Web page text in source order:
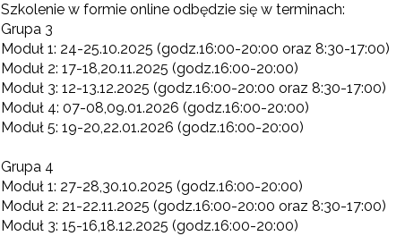
Szkolenie w formie online odbędzie się w terminach:
Grupa 3
Moduł 1: 24-25.10.2025 (godz.16:00-20:00 oraz 8:30-17:00)
Moduł 2: 17-18,20.11.2025 (godz.16:00-20:00)
Moduł 3: 12-13.12.2025 (godz.16:00-20:00 oraz 8:30-17:00)
Moduł 4: 07-08,09.01.2026 (godz.16:00-20:00)
Moduł 5: 19-20,22.01.2026 (godz.16:00-20:00)
Grupa 4
Moduł 1: 27-28,30.10.2025 (godz.16:00-20:00)
Moduł 2: 21-22.11.2025 (godz.16:00-20:00 oraz 8:30-17:00)
Moduł 3: 15-16,18.12.2025 (godz.16:00-20:00)
Newsletter ORE
Zapisz się i bądź na bieżąco z najnowszymi informacjami
o szkoleniach i programach.
Adres e-mail: